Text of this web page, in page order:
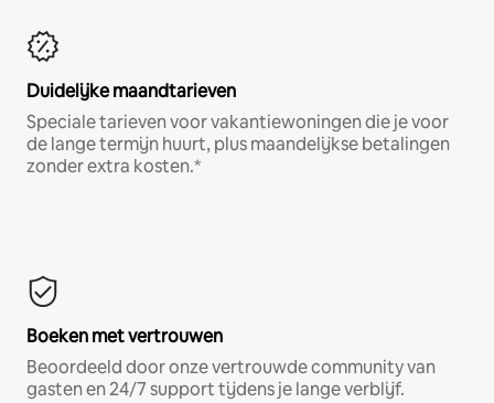
Duidelijke maandtarieven
Speciale tarieven voor vakantiewoningen die je voor
de lange termijn huurt, plus maandelijkse betalingen
zonder extra kosten.*
Boeken met vertrouwen
Beoordeeld door onze vertrouwde community van
gasten en 24/7 support tijdens je lange verblijf.